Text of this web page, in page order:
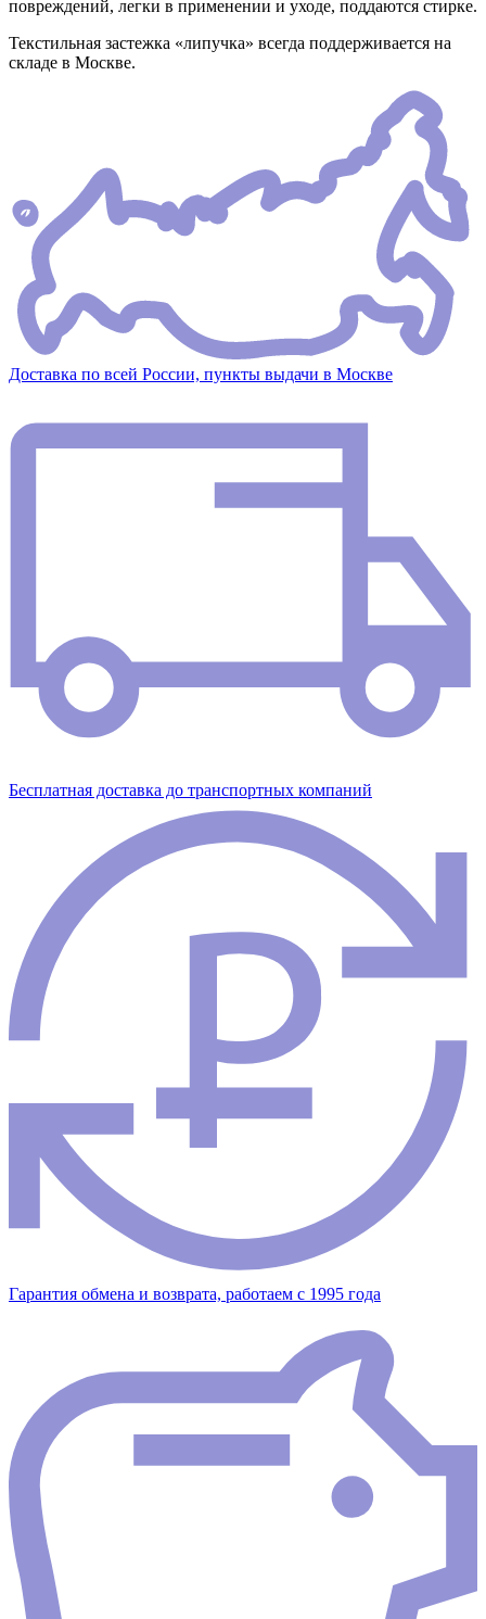
повреждений, легки в применении и уходе, поддаются стирке.
Текстильная застежка «липучка» всегда поддерживается на
складе в Москве.
Доставка по всей России, пункты выдачи в Москве
Бесплатная доставка до транспортных компаний
Гарантия обмена и возврата, работаем с 1995 года